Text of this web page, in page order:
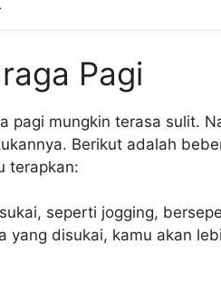
Pagi
pagi mungkin terasa sulit.
Berikut adalah
terapkan:
seperti jogging,
yang disukai, kamu akan